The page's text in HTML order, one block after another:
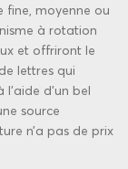
fine, moyenne ou
à rotation
et offriront le
lettres qui
d’un bel
source
n’a pas de prix